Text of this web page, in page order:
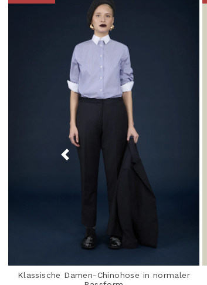
Klassische Damen-Chinohose in normaler